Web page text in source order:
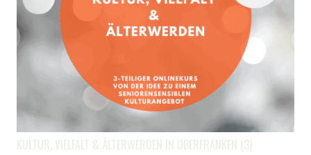
KULTUR, VIELFALT & ÄLTERWERDEN IN OBERFRANKEN (3)